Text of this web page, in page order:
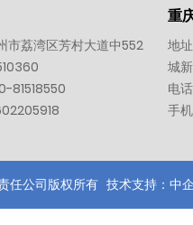
市荔湾区芳村大道中552
81518550
重
地
城
电话
手机
任公司版权所有 技术支持：中